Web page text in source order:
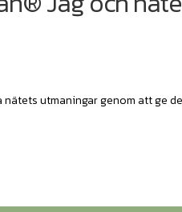
utmaningar genom att ge